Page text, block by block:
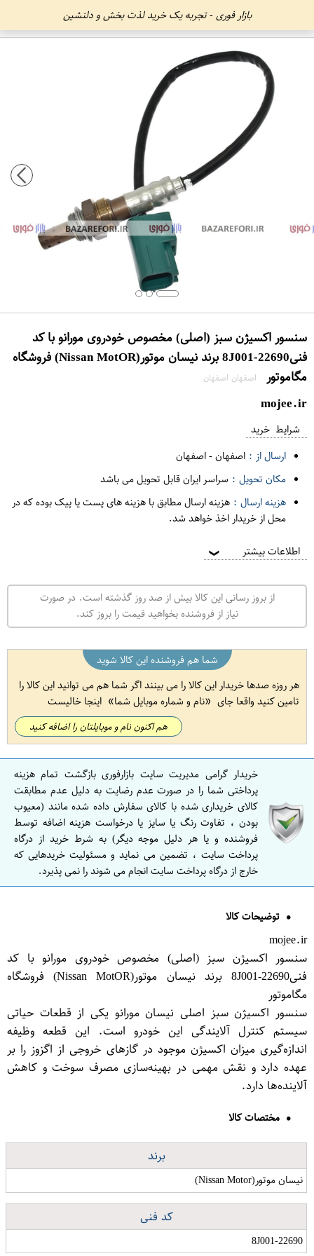
بازار فوری - تجربه یک خرید لذت بخش و دلنشین
سنسور اکسیژن سبز (اصلی) مخصوص خودروی مورانو با کد
فنی8J001-22690 برند نیسان موتور(Nissan MotO​R) فروشگاه
مگاموتور
اصفهان اصفهان
mojee.ir
شرایط خرید
ارسال از : اصفهان-اصفهان
مکان تحویل : سراسر ایران قابل تحویل می باشد
هزینه ارسال : هزینه ارسال مطابق با هزینه های پست یا پیک بوده که در
محل از خریدار اخذ خواهد شد.
اطلاعات بیشتر ❯
از بروز رسانی این کالا بیش از صد روز گذشته است. در صورت
نیاز از فروشنده بخواهید قیمت را بروز کند.
شما هم فروشنده این کالا شوید
هر روزه صدها خریدار این کالا را می بینند اگر شما هم می توانید این کالا را
تامین کنید واقعا جای
نام و شماره موبایل شما اینجا خالیست
هم اکنون نام و موبایلتان را اضافه کنید
خریدار گرامی مدیریت سایت بازارفوری بازگشت تمام هزینه
پرداختی شما را در صورت عدم رضایت به دلیل عدم مطابقت
کالای خریداری شده با کالای سفارش داده شده مانند (معیوب
بودن ، تفاوت رنگ یا سایز یا درخواست هزینه اضافه توسط
فروشنده و یا هر دلیل موجه دیگر) به شرط خرید از درگاه
پرداخت سایت ، تضمین می نماید و مسئولیت خریدهایی که
خارج از درگاه پرداخت سایت انجام می شوند را نمی پذیرد.
توضیحات کالا
mojee.ir
سنسور اکسیژن سبز (اصلی) مخصوص خودروی مورانو با کد
فنی8J001-22690 برند نیسان موتور(Nissan MotO​R) فروشگاه
مگاموتور
سنسور اکسیژن سبز اصلی نیسان مورانو یکی از قطعات حیاتی
سیستم کنترل آلایندگی این خودرو است. این قطعه وظیفه
اندازه‌گیری میزان اکسیژن موجود در گازهای خروجی از اگزوز را بر
عهده دارد و نقش مهمی در بهینه‌سازی مصرف سوخت و کاهش
آلاینده‌ها دارد.
مختصات کالا
برند
نیسان موتور(Nissan Motor)
کد فنی
8J001-22690